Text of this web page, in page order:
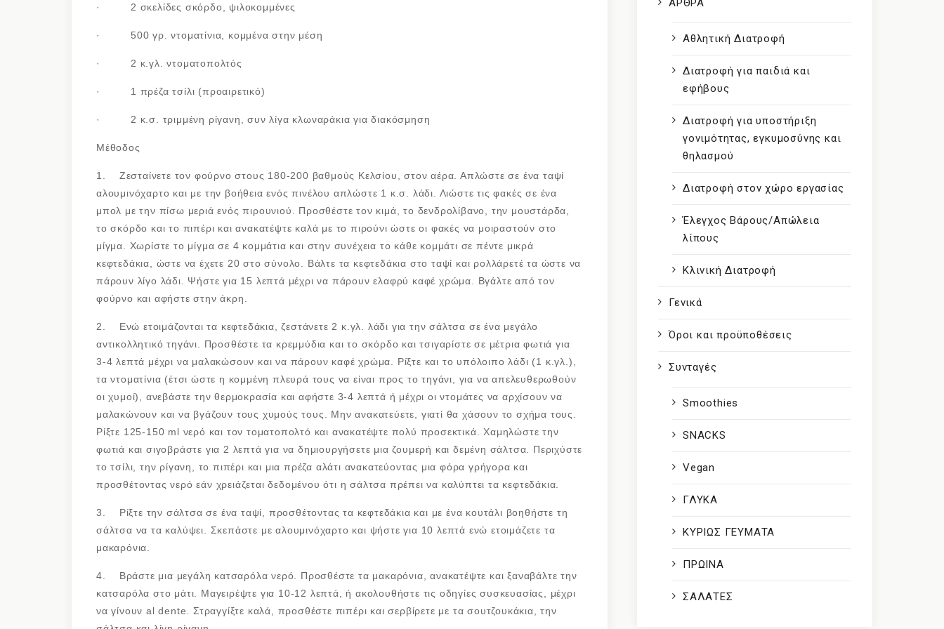
· 2 σκελίδες σκόρδο, ψιλοκομμένες
· 500 γρ. ντοματίνια, κομμένα στην μέση
· 2 κ.γλ. ντοματοπολτός
· 1 πρέζα τσίλι (προαιρετικό)
· 2 κ.σ. τριμμένη ρίγανη, συν λίγα κλωναράκια για διακόσμηση
Μέθοδος
1. Ζεσταίνετε τον φούρνο στους 180-200 βαθμούς Κελσίου, στον αέρα. Απλώστε σε ένα ταψί
αλουμινόχαρτο και με την βοήθεια ενός πινέλου απλώστε 1 κ.σ. λάδι. Λιώστε τις φακές σε ένα
μπολ με την πίσω μεριά ενός πιρουνιού. Προσθέστε τον κιμά, το δενδρολίβανο, την μουστάρδα,
το σκόρδο και το πιπέρι και ανακατέψτε καλά με το πιρούνι ώστε οι φακές να μοιραστούν στο
μίγμα. Χωρίστε το μίγμα σε 4 κομμάτια και στην συνέχεια το κάθε κομμάτι σε πέντε μικρά
κεφτεδάκια, ώστε να έχετε 20 στο σύνολο. Βάλτε τα κεφτεδάκια στο ταψί και ρολλάρετέ τα ώστε να
πάρουν λίγο λάδι. Ψήστε για 15 λεπτά μέχρι να πάρουν ελαφρύ καφέ χρώμα. Βγάλτε από τον
φούρνο και αφήστε στην άκρη.
2. Ενώ ετοιμάζονται τα κεφτεδάκια, ζεστάνετε 2 κ.γλ. λάδι για την σάλτσα σε ένα μεγάλο
αντικολλητικό τηγάνι. Προσθέστε τα κρεμμύδια και το σκόρδο και τσιγαρίστε σε μέτρια φωτιά για
3-4 λεπτά μέχρι να μαλακώσουν και να πάρουν καφέ χρώμα. Ρίξτε και το υπόλοιπο λάδι (1 κ.γλ.),
τα ντοματίνια (έτσι ώστε η κομμένη πλευρά τους να είναι προς το τηγάνι, για να απελευθερωθούν
οι χυμοί), ανεβάστε την θερμοκρασία και αφήστε 3-4 λεπτά ή μέχρι οι ντομάτες να αρχίσουν να
μαλακώνουν και να βγάζουν τους χυμούς τους. Μην ανακατεύετε, γιατί θα χάσουν το σχήμα τους.
Ρίξτε 125-150 ml νερό και τον τοματοπολτό και ανακατέψτε πολύ προσεκτικά. Χαμηλώστε την
φωτιά και σιγοβράστε για 2 λεπτά για να δημιουργήσετε μια ζουμερή και δεμένη σάλτσα. Περιχύστε
το τσίλι, την ρίγανη, το πιπέρι και μια πρέζα αλάτι ανακατεύοντας μια φόρα γρήγορα και
προσθέτοντας νερό εάν χρειάζεται δεδομένου ότι η σάλτσα πρέπει να καλύπτει τα κεφτεδάκια.
3. Ρίξτε την σάλτσα σε ένα ταψί, προσθέτοντας τα κεφτεδάκια και με ένα κουτάλι βοηθήστε τη
σάλτσα να τα καλύψει. Σκεπάστε με αλουμινόχαρτο και ψήστε για 10 λεπτά ενώ ετοιμάζετε τα
μακαρόνια.
4. Βράστε μια μεγάλη κατσαρόλα νερό. Προσθέστε τα μακαρόνια, ανακατέψτε και ξαναβάλτε την
κατσαρόλα στο μάτι. Μαγειρέψτε για 10-12 λεπτά, ή ακολουθήστε τις οδηγίες συσκευασίας, μέχρι
να γίνουν al dente. Στραγγίξτε καλά, προσθέστε πιπέρι και σερβίρετε με τα σουτζουκάκια, την
ΑΡΘΡΑ
Αθλητική Διατροφή
Διατροφή για παιδιά και
εφήβους
Διατροφή για υποστήριξη
γονιμότητας, εγκυμοσύνης και
θηλασμού
Διατροφή στον χώρο εργασίας
Έλεγχος Βάρους/Απώλεια
λίπους
Κλινική Διατροφή
Γενικά
Όροι και προϋποθέσεις
Συνταγές
Smoothies
SNACKS
Vegan
ΓΛΥΚΑ
ΚΥΡΙΩΣ ΓΕΥΜΑΤΑ
ΠΡΩΙΝΑ
ΣΑΛΑΤΕΣ